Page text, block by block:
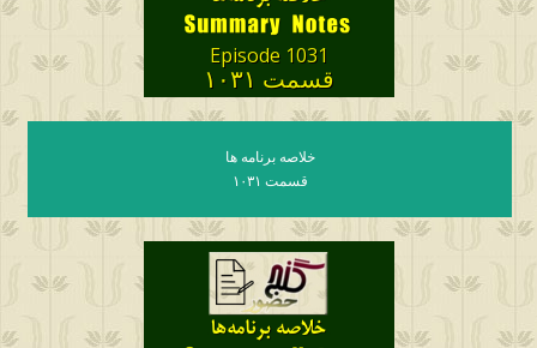
Episode 1031
قسمت ۱۰۳۱
خلاصه برنامه ها
قسمت ۱۰۳۱